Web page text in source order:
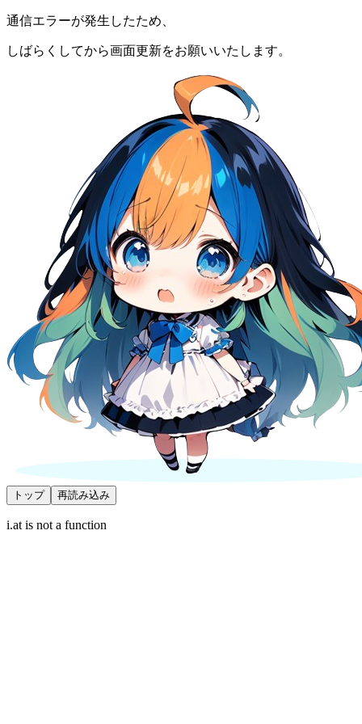
通信エラーが発生したため、
しばらくしてから画面更新をお願いいたします。
トップ 再読み込み
i.at is not a function